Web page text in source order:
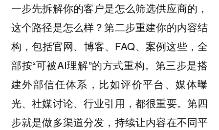
一步先拆解你的客户是怎么筛选供应商的，
这个路径是怎么样？第二步重建你的内容结
构，包括官网、博客、FAQ、案例这些，全
部按“可被AI理解”的方式重构。第三步是搭
建外部信任体系，比如评价平台、媒体曝
光、社媒讨论、行业引用，都很重要。第四
步就是做多渠道分发，持续让内容在不同平